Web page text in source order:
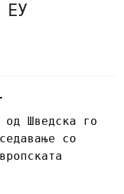
ЕУ
од Шведска го
со